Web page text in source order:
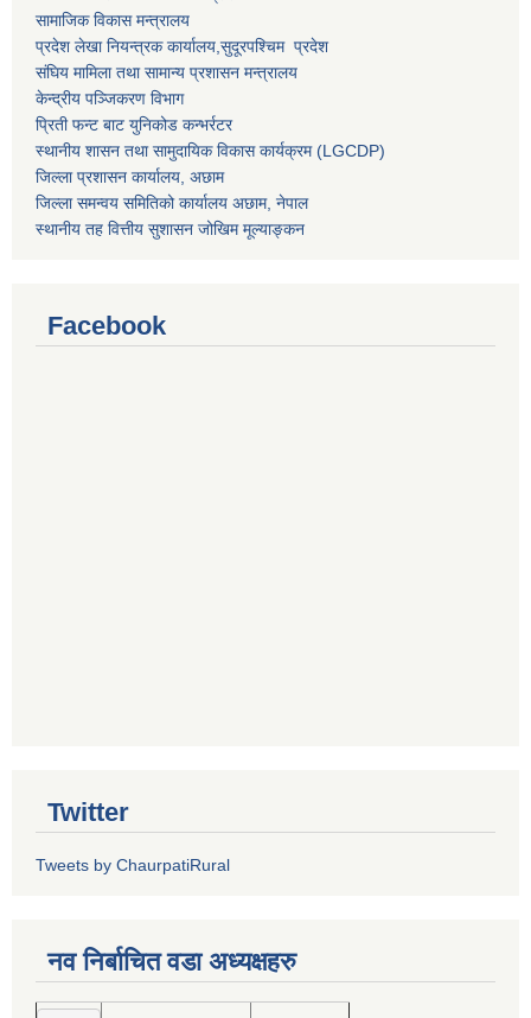
सामाजिक विकास मन्त्रालय
प्रदेश लेखा नियन्त्रक कार्यालय,सुदूरपश्चिम प्रदेश
संघिय मामिला तथा सामान्य प्रशासन मन्त्रालय
केन्द्रीय पञ्जिकरण विभाग
प्रिती फन्ट बाट युनिकोड कन्भर्रटर
स्थानीय शासन तथा सामुदायिक विकास कार्यक्रम (LGCDP)
जिल्ला प्रशासन कार्यालय, अछाम
जिल्ला समन्वय समितिको कार्यालय अछाम, नेपाल
स्थानीय तह वित्तीय सुशासन जोखिम मूल्याङ्कन
Facebook
Twitter
Tweets by ChaurpatiRural
नव निर्बाचित वडा अध्यक्षहरु